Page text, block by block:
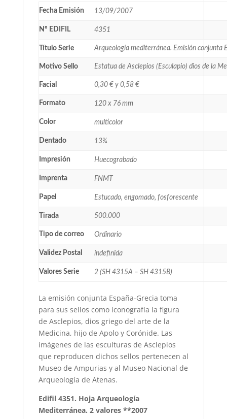
Fecha Emisión 13/09/2007
Nº EDIFIL 4351
Título Serie Arqueología mediterránea. Emisión conjunta
Motivo Sello Estatua de Asclepios (Esculapio) dios de la
Facial 0,30 € y 0,58 €
Formato 120 x 76 mm
Color multicolor
Dentado 13¾
Impresión Huecograbado
Imprenta FNMT
Papel Estucado, engomado, fosforescente
Tirada 500.000
Tipo de correo Ordinario
Validez Postal indefinida
Valores Serie 2 (SH 4315A – SH 4315B)
La emisión conjunta España-Grecia toma
para sus sellos como iconografía la figura
de Asclepios, dios griego del arte de la
Medicina, hijo de Apolo y Corónide. Las
imágenes de las esculturas de Asclepios
que reproducen dichos sellos pertenecen al
Museo de Ampurias y al Museo Nacional de
Arqueología de Atenas.
Edifil 4351. Hoja Arqueología
Mediterránea. 2 valores **2007